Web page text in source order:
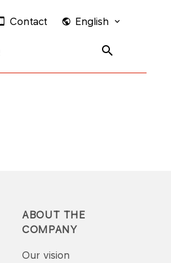
Contact English
ABOUT THE
COMPANY
Our vision